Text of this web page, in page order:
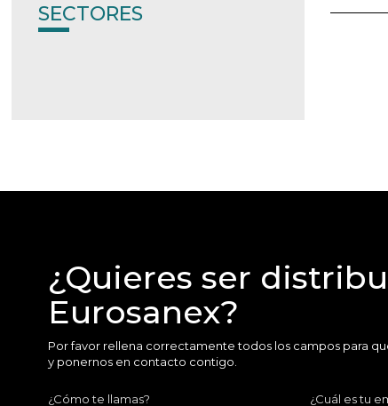
SECTORES
¿Quieres ser
Eurosanex?
Por favor rellena correctamente todos los campos para
y ponernos en contacto contigo.
¿Cómo te llamas?
¿Cuál es tu